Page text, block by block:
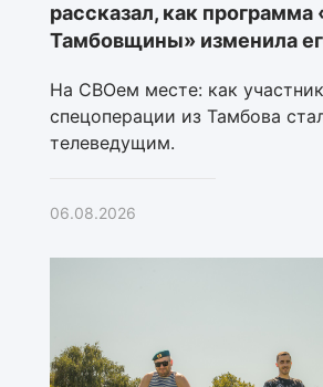
рассказал, как программа
Тамбовщины» изменила
На СВОем месте: как участник
спецоперации из Тамбова
телеведущим.
06.08.2026